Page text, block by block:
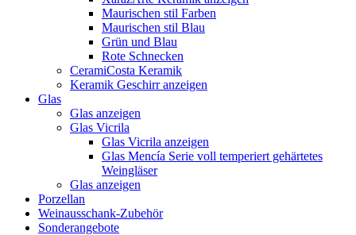
Maurischen stil Farben
Maurischen stil Blau
Grün und Blau
Rote Schnecken
CeramiCosta Keramik
Keramik Geschirr anzeigen
Glas
Glas anzeigen
Glas Vicrila
Glas Vicrila anzeigen
Glas Mencía Serie voll temperiert gehärtetes
Weingläser
Glas anzeigen
Porzellan
Weinausschank-Zubehör
Sonderangebote